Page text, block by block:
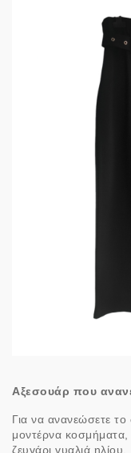
Αξεσουάρ που
Για να ανανεώσετε
μοντέρνα
ζευγάρι γυαλιά ηλίου.